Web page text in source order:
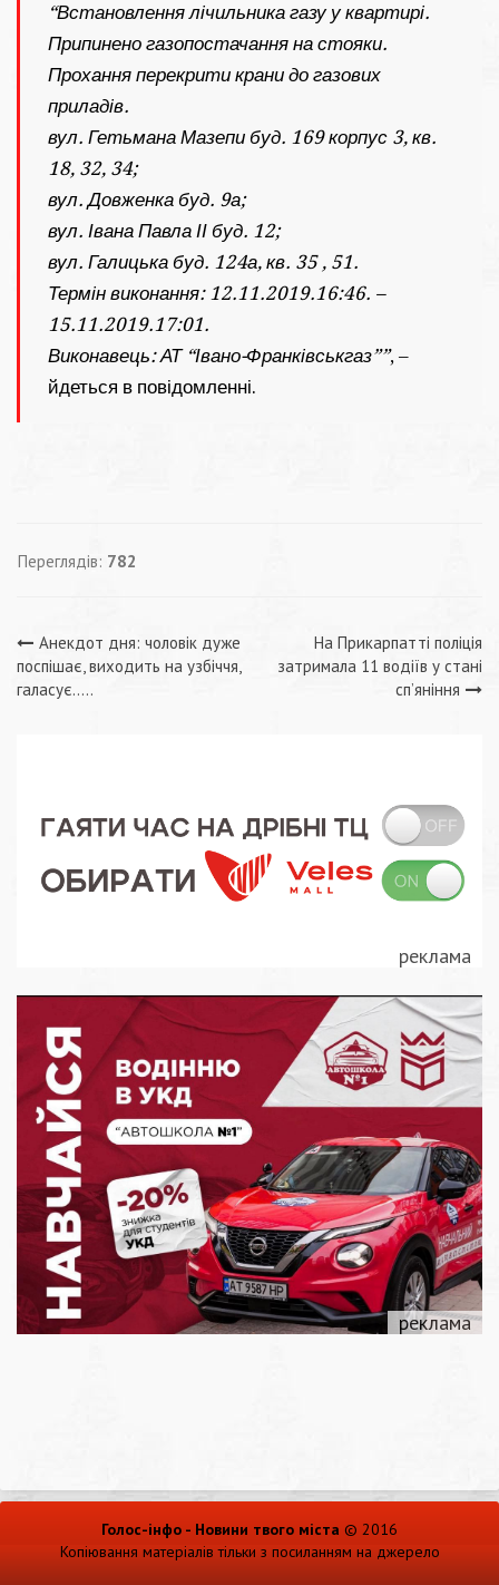
“Встановлення лічильника газу у квартирі.
Припинено газопостачання на стояки.
Прохання перекрити крани до газових
приладів.
вул. Гетьмана Мазепи буд. 169 корпус 3, кв.
18, 32, 34;
вул. Довженка буд. 9а;
вул. Івана Павла ІІ буд. 12;
вул. Галицька буд. 124а, кв. 35 , 51.
Термін виконання: 12.11.2019.16:46. –
15.11.2019.17:01.
Виконавець: АТ “Івано-Франківськгаз””, –
йдеться в повідомленні.
Переглядів: 782
Навігація
записів
Анекдот дня: чоловік дуже
поспішає, виходить на узбіччя,
галасує…..
На Прикарпатті поліція
затримала 11 водіїв у стані
сп’яніння
Голос-інфо - Новини твого міста © 2016
Копіювання матеріалів тільки з посиланням на джерело